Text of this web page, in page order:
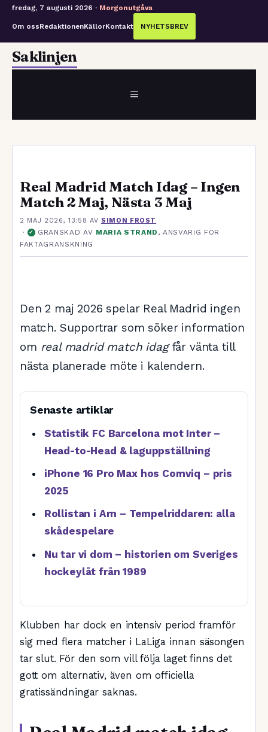
fredag, 7 augusti 2026 · Morgonutgåva
Om ossRedaktionenKällorKontakt NYHETSBREV
Hoppa
Saklinjen
MENY
Real Madrid Match Idag – Ingen
Match 2 Maj, Nästa 3 Maj
2 MAJ 2026, 13:58 AV SIMON FROST
· ✓ GRANSKAD AV MARIA STRAND , ANSVARIG FÖR
FAKTAGRANSKNING
Den 2 maj 2026 spelar Real Madrid ingen
match. Supportrar som söker information
om real madrid match idagfår vänta till
nästa planerade möte i kalendern.
Senaste artiklar
Statistik FC Barcelona mot Inter –
Head-to-Head & laguppställning
iPhone 16 Pro Max hos Comviq – pris
2025
Rollistan i Arn – Tempelriddaren: alla
skådespelare
Nu tar vi dom – historien om Sveriges
hockeylåt från 1989
Klubben har dock en intensiv period framför
sig med flera matcher i LaLiga innan säsongen
tar slut. För den som vill följa laget finns det
gott om alternativ, även om officiella
gratissändningar saknas.